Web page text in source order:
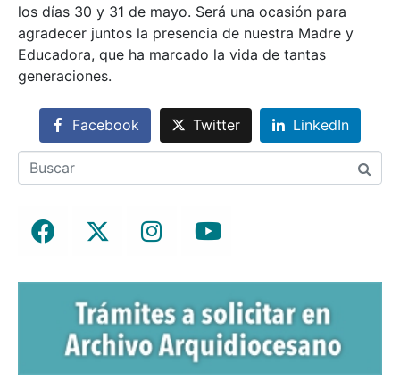
los días 30 y 31 de mayo. Será una ocasión para
agradecer juntos la presencia de nuestra Madre y
Educadora, que ha marcado la vida de tantas
generaciones.
Facebook Twitter LinkedIn